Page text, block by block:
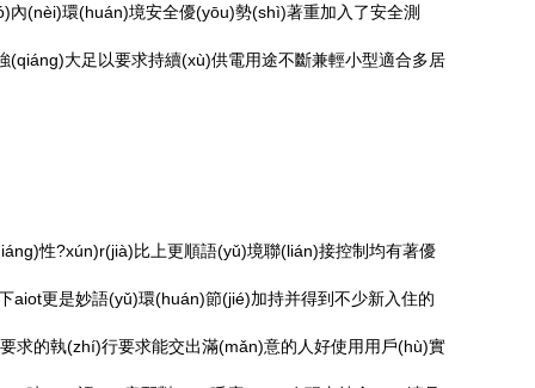
(nèi)環(huán)境安全優(yōu)勢(shì)著重加入了安全測
大足以要求持續(xù)供電用途不斷兼輕小型適合多居
性?xún)r(jià)比上更順語(yǔ)境聯(lián)接控制均有著優
更是妙語(yǔ)環(huán)節(jié)加持并得到不少新入住的
求的執(zhí)行要求能交出滿(mǎn)意的人好使用用戶(hù)實